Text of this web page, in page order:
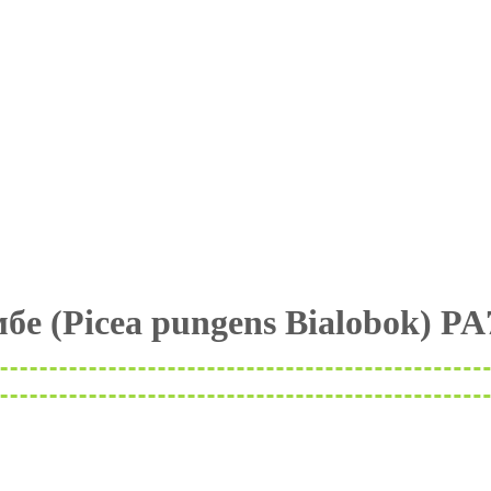
(Picea pungens Bialobok)